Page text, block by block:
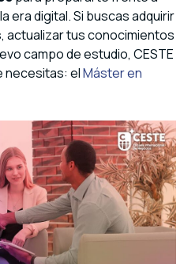
era digital. Si buscas adquirir
actualizar tus conocimientos
campo de estudio, CESTE
necesitas: elMáster en